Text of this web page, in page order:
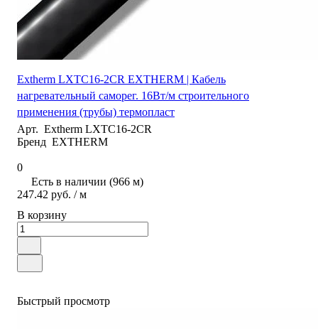
Extherm LXTC16-2CR EXTHERM | Кабель
нагревательный саморег. 16Вт/м строительного
применения (трубы) термопласт
Арт. Extherm LXTC16-2CR
Бренд EXTHERM
0
Есть в наличии (966 м)
247.42 руб. / м
В корзину
Быстрый просмотр